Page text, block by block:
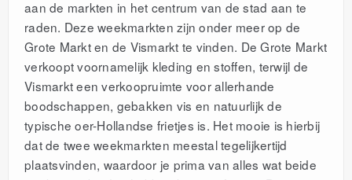
aan de markten in het centrum van de stad aan te
raden. Deze weekmarkten zijn onder meer op de
Grote Markt en de Vismarkt te vinden. De Grote Markt
verkoopt voornamelijk kleding en stoffen, terwijl de
Vismarkt een verkoopruimte voor allerhande
boodschappen, gebakken vis en natuurlijk de
typische oer-Hollandse frietjes is. Het mooie is hierbij
dat de twee weekmarkten meestal tegelijkertijd
plaatsvinden, waardoor je prima van alles wat beide